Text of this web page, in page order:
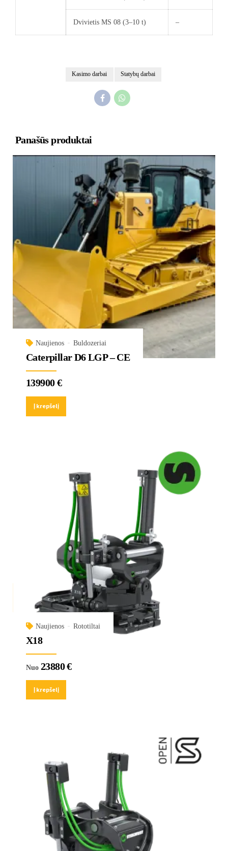
Dvivietis MS 08 (3–10 t) –
Kasimo darbai Statybų darbai
Panašūs produktai
Naujienos Buldozeriai
Caterpillar D6 LGP – CE
139900€
Į krepšelį
Naujienos Rototiltai
X18
Nuo 23880€
Į krepšelį